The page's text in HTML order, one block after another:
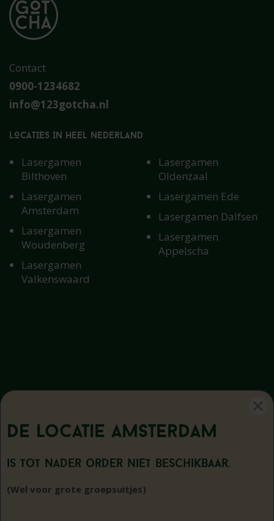
Contact
0900-1234682
info@123gotcha.nl
LOCATIES IN HEEL NEDERLAND
Lasergamen
Bilthoven
Lasergamen
Amsterdam
Lasergamen
Woudenberg
Lasergamen
Valkenswaard
Lasergamen
Oldenzaal
Lasergamen Ede
Lasergamen Dalfsen
Lasergamen
Appelscha
De locatie Amsterdam
is tot nader order niet beschikbaar.
(Wel voor grote groepsuitjes)